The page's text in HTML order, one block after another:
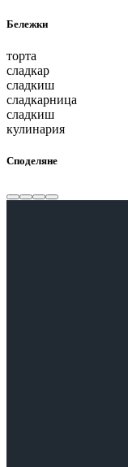
Бележки
торта
сладкар
сладкиш
сладкарница
сладкиш
кулинария
Споделяне